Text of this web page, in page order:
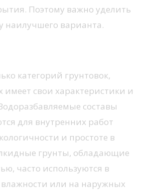
Поэтому важно уделить
наилучшего варианта.
категорий грунтовок,
имеет свои характеристики и
составы
для внутренних работ
и простоте в
грунты, обладающие
часто используются в
или на наружных